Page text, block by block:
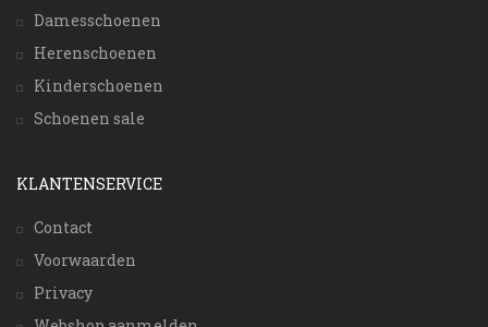
Damesschoenen
Herenschoenen
Kinderschoenen
Schoenen sale
KLANTENSERVICE
Contact
Voorwaarden
Privacy